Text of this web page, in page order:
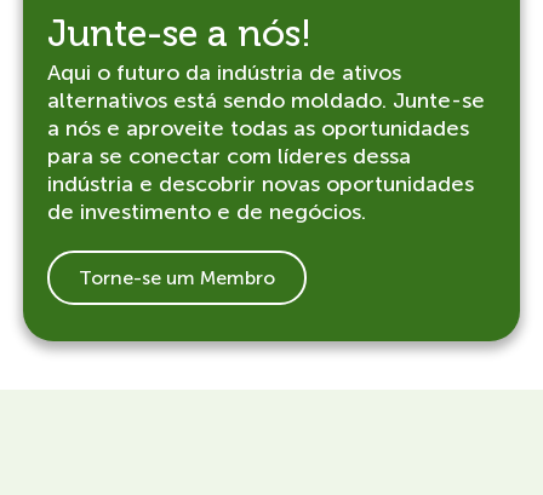
Junte-se a nós!
Aqui o futuro da indústria de ativos
alternativos está sendo moldado. Junte-se
a nós e aproveite todas as oportunidades
para se conectar com líderes dessa
indústria e descobrir novas oportunidades
de investimento e de negócios.
Torne-se um Membro